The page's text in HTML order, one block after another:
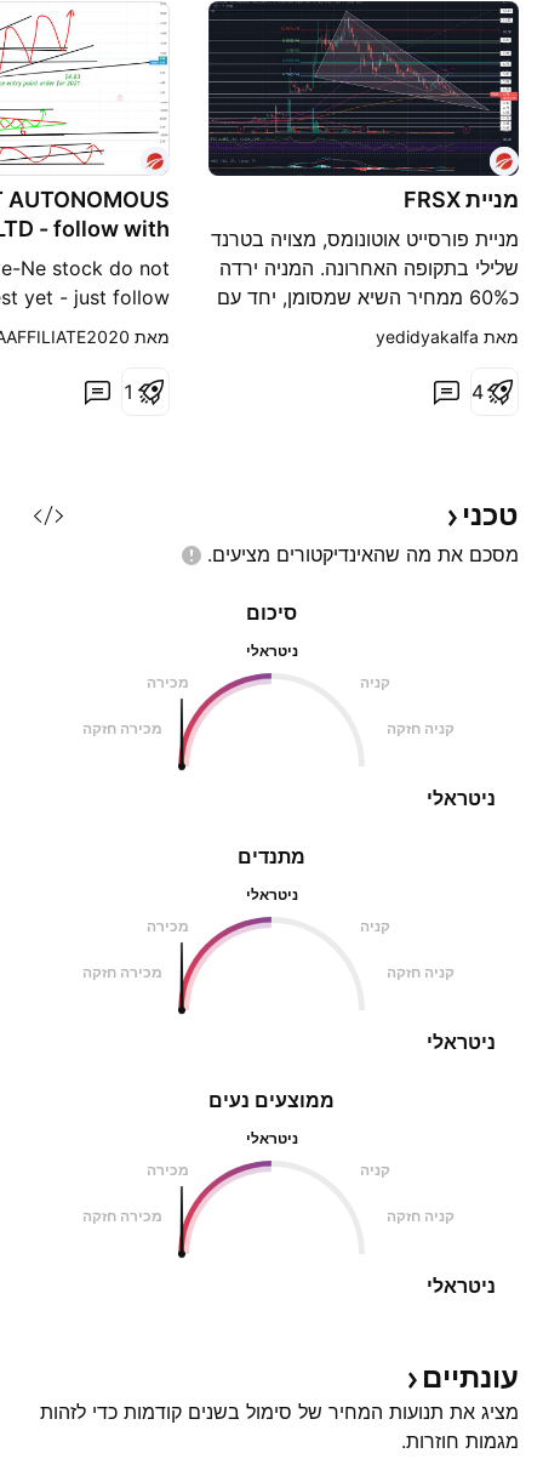
מניית FRSX
מניית פורסייט אוטונומס, מצויה בטרנד
שלילי בתקופה האחרונה. המניה ירדה
כ60% ממחיר השיא שמסומן, יחד עם
שאר מניות החלום, ההייפ והצמיחה.
גדולה וקשה. לחברה המון פיילוטים,
מאת ‎yedidyakalfa‎
4
AUTONOMOUS
with
us during 2021
Ne stock do not
yet - just follow
for now
מאת ‎TIKITAKAAFFILIATE2020‎
1
טכני
מסכם את מה שהאינדיקטורים מציעים.
מתנדים
ניטראלי
מכירה
קניה
מכירה חזקה קניה חזקה
ניטראלי
סיכום
ניטראלי
מכירה
קניה
מכירה חזקה קניה חזקה
ניטראלי
ממוצעים נעים
ניטראלי
מכירה
קניה
מכירה חזקה קניה חזקה
ניטראלי
עונתיים
מציג את תנועות המחיר של סימול בשנים קודמות כדי לזהות
מגמות חוזרות.